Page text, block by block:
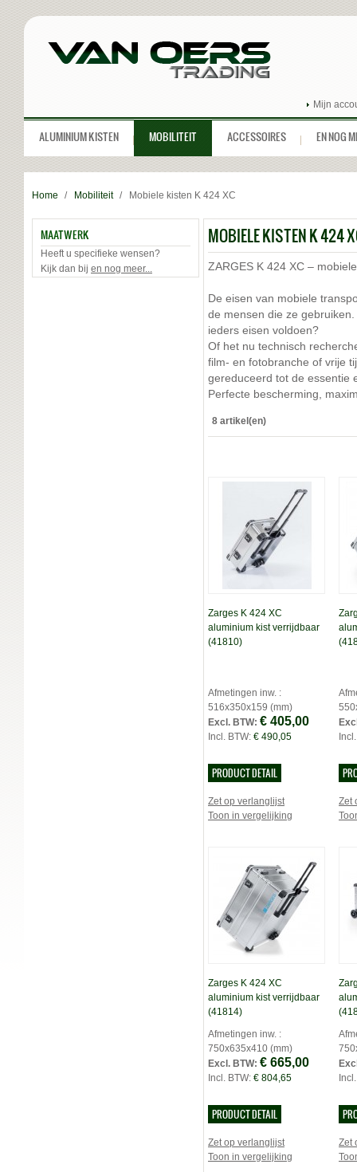
Mijn
ALUMINIUM KISTEN MOBILITEIT ACCESSOIRES EN NOG
Home / Mobiliteit / Mobiele kisten K 424 XC
MOBIELE KISTEN K 424
ZARGES K 424 XC –
De eisen van mobiele
de mensen die ze
ieders eisen voldoen?
Of het nu technisch
film- en fotobranche of vrije
gereduceerd tot de essentie
Perfecte bescherming,
8 artikel(en)
Zarges K 424 XC
aluminium kist verrijdbaar
(41810)
Afmetingen inw. :
516x350x159 (mm)
Excl. BTW: € 405,00
Incl. BTW: € 490,05
PRODUCT DETAIL
Zet op verlanglijst
Toon in vergelijking
Zet
Zarges K 424 XC
aluminium kist verrijdbaar
(41814)
Afmetingen inw. :
750x635x410 (mm)
Excl. BTW: € 665,00
Incl. BTW: € 804,65
PRODUCT DETAIL
Zet op verlanglijst
Toon in vergelijking
Zet
MAATWERK
Heeft u specifieke wensen?
Kijk dan bij en nog meer...